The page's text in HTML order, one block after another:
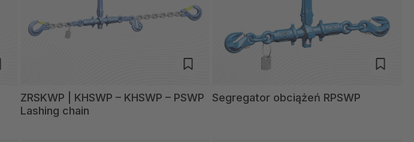
ZRSKWP | KHSWP – KHSWP – PSWP
Lashing chain
Segregator obciążeń RPSWP